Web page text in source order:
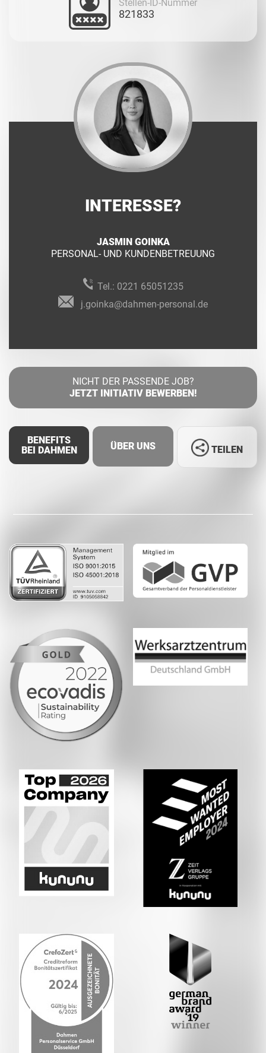
Stellen-ID-Nummer
821833
INTERESSE?
JASMIN GOINKA
PERSONAL- UND KUNDENBETREUUNG
Tel.: 0221 65051235
j.goinka@dahmen-personal.de
NICHT DER PASSENDE JOB?
JETZT INITIATIV BEWERBEN!
BENEFITS
BEI DAHMEN
ÜBER UNS TEILEN